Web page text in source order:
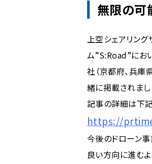
無限の
上空シェアリン
ム”S:Road”にお
社（京都府、兵庫
緒に掲載されまし
記事の詳細は下
https://
今後のドローン
良い方向に進む